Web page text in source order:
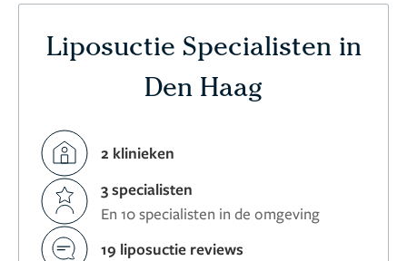
Liposuctie Specialisten in
Den Haag
2 klinieken
3 specialisten
En 10 specialisten in de omgeving
19 liposuctie reviews